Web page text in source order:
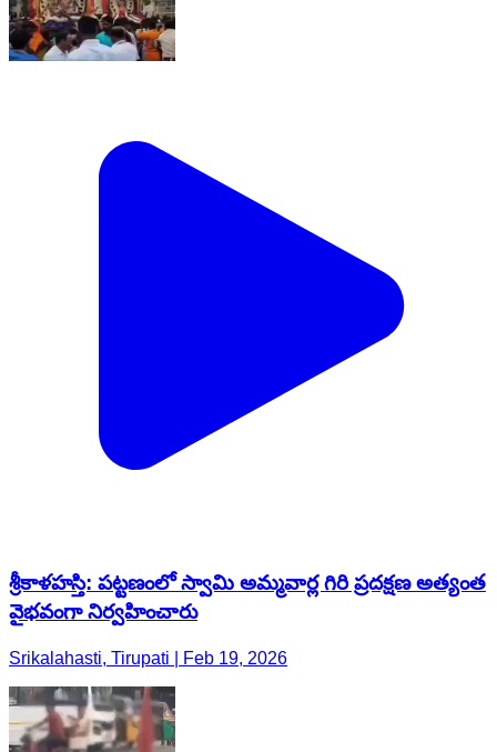
శ్రీకాళహస్తి: పట్టణంలో స్వామి అమ్మవార్ల గిరి ప్రదక్షణ అత్యంత
వైభవంగా నిర్వహించారు
Srikalahasti, Tirupati | Feb 19, 2026